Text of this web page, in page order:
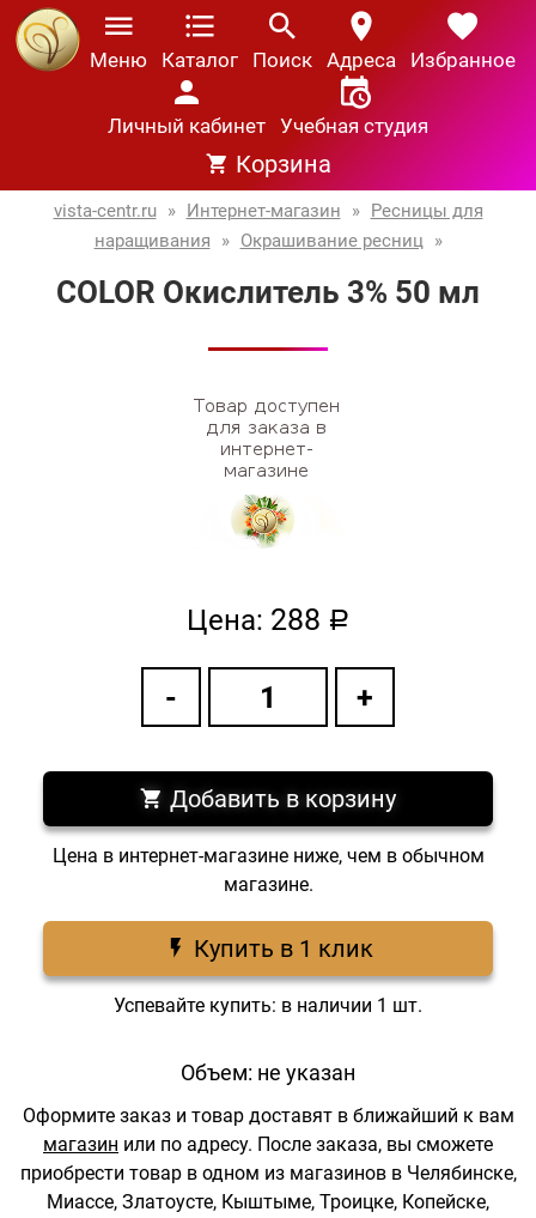
Меню Каталог Поиск Адреса Избранное
Личный кабинет Учебная студия
Корзина
vista-centr.ru » Интернет-магазин » Ресницы для
наращивания
» Окрашивание ресниц »
COLOR Окислитель 3% 50 мл
Цена: 288 a
Добавить в корзину
Цена в интернет-магазине ниже, чем в обычном
магазине.
Купить в 1 клик
Успевайте купить: в наличии 1 шт.
Объем: не указан
Оформите заказ и товар доставят в ближайший к вам
магазин или по адресу. После заказа, вы сможете
приобрести товар в одном из магазинов в Челябинске,
Миассе, Златоусте, Кыштыме, Троицке, Копейске,